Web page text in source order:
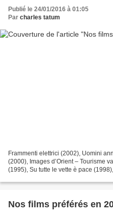
Publié le 24/01/2016 à 01:05
Par charles tatum
Frammenti elettrici (2002), Uomini
(2000), Images d’Orient – Tourisme
(1995), Su tutte le vette è pace
Nos films préférés en